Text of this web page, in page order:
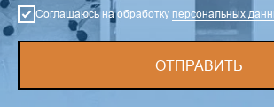
Соглашаюсь на обработку персональных
ОТПРАВИТЬ